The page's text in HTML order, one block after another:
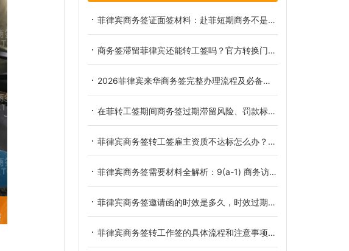
菲律宾商务签证面签材料：赴菲短期商务不是旅游签那一套
商务签滞留菲律宾还能转工签吗？官方转换门槛与自查方法详解
2026菲律宾来华商务签完整办理流程及必备材料详解
在菲转工签期间商务签过期滞留风险、罚款标准与补救办法
菲律宾商务签转工签雇主资质不达标怎么办？拒签原因与合规解决办法
菲律宾商务签需要材料全解析：9(a-1) 商务访客签核心清单与避坑指南
菲律宾商务签邀请函的时效是多久，时效过期怎么解决
菲律宾商务签转工作签的具体流程和注意事项有哪些